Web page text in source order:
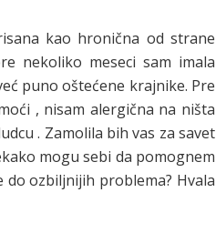
kao hronična od strane
nekoliko meseci sam imala
puno oštećene krajnike. Pre
, nisam alergična na ništa
. Zamolila bih vas za savet
mogu sebi da pomognem
ozbiljnijih problema? Hvala